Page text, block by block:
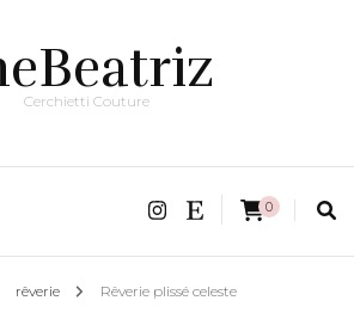
Cerchietti Couture
0
rêverie Rêverie plissé celeste